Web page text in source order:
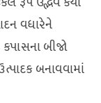
વધારેને
કપાસના બીજો
બનાવવામાં